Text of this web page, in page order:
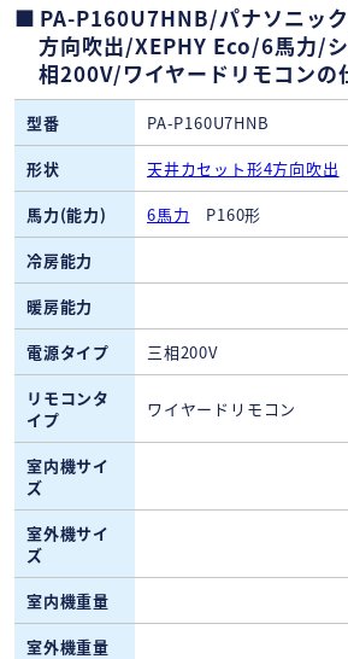
PA-P160U7HNB/パナソニッ
方向吹出/XEPHY Eco/6馬力/
相200V/ワイヤードリモコンの
型番
PA-P160U7HNB
形状
天井カセット形4方向吹出
馬力(能力)
6馬力 P160形
冷房能力
暖房能力
電源タイプ
三相200V
リモコンタ
イプ
ワイヤードリモコン
室内機サイ
ズ
室外機サイ
ズ
室内機重量
室外機重量